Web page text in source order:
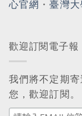
心官網 ・臺灣大
歡迎訂閱電子報
我們將不定期
您，歡迎訂閱。